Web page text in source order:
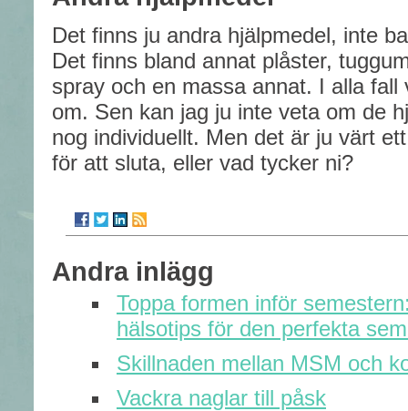
Det finns ju andra hjälpmedel, inte
Det finns bland annat plåster,
spray och en massa annat. I alla fall
om. Sen kan jag ju inte veta om de
nog individuellt. Men det är ju värt
för att sluta, eller vad tycker ni?
Andra inlägg
Toppa formen inför
hälsotips för den perfekta
Skillnaden mellan MSM och
Vackra naglar till påsk